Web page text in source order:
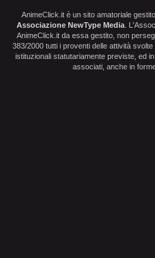
AnimeClick.it è un sito amatoriale
Associazione NewType Media .
AnimeClick.it da essa gestito, non
383/2000 tutti i proventi delle attività
istituzionali statutariamente previste, ed
associati, anche in